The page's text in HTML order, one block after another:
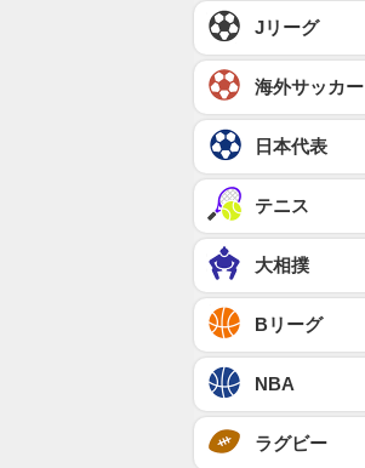
Jリーグ
海外サッカー
日本代表
テニス
大相撲
Bリーグ
NBA
ラグビー